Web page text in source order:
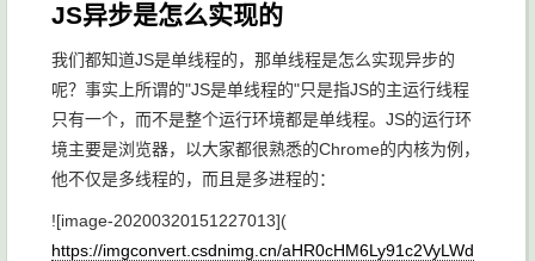
JS异步是怎么实现的
我们都知道JS是单线程的，那单线程是怎么实现异步的
呢？事实上所谓的"JS是单线程的"只是指JS的主运行线程
只有一个，而不是整个运行环境都是单线程。JS的运行环
境主要是浏览器，以大家都很熟悉的Chrome的内核为例，
他不仅是多线程的，而且是多进程的：
![image-20200320151227013](
https://imgconvert.csdnimg.cn/aHR0cHM6Ly91c2VyLWd